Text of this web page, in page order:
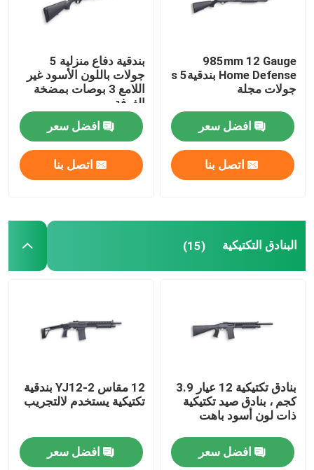
مراقبة الجودة
اتصل بنا
بنادق العمل بمضخة
البنادق التكتيكية
بنادق بولت أكشن
985mm 12 Gauge
Home Defense بندقيةs 5
جولات مجلة
افضل سعر
اتصل بنا
بندقية دفاع منزلية 5
جولات باللون الأسود غير
اللامع 3 بوصات بمضخة
الغرفة
افضل سعر
اتصل بنا
البنادق التكتيكية (15)
بنادق تكتيكية 12 عيار 3.9
كجم ، بنادق صيد تكتيكية
ذات لون أسود باهت
افضل سعر
12 مقاس YJ12-2 بندقية
تكتيكية يستخدم لالتجريب
افضل سعر